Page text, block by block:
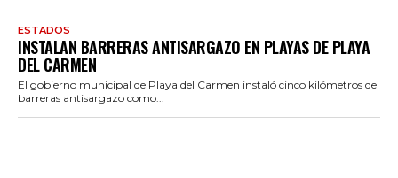
ESTADOS
INSTALAN BARRERAS ANTISARGAZO EN PLAYAS DE PLAYA
DEL CARMEN
El gobierno municipal de Playa del Carmen instaló cinco kilómetros de
barreras antisargazo como...